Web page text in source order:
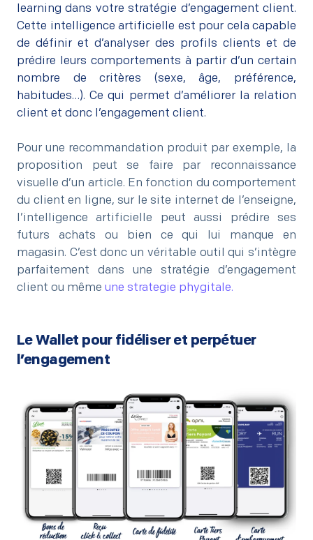
learning dans votre stratégie d’engagement client.
Cette intelligence artificielle est pour cela capable
de définir et d’analyser des profils clients et de
prédire leurs comportements à partir d’un certain
nombre de critères (sexe, âge, préférence,
habitudes…). Ce qui permet d’améliorer la relation
client et donc l’engagement client.
Pour une recommandation produit par exemple, la
proposition peut se faire par reconnaissance
visuelle d’un article. En fonction du comportement
du client en ligne, sur le site internet de l’enseigne,
l’intelligence artificielle peut aussi prédire ses
futurs achats ou bien ce qui lui manque en
magasin. C’est donc un véritable outil qui s’intègre
parfaitement dans une stratégie d’engagement
client ou même une strategie phygitale.
Le Wallet pour fidéliser et perpétuer
l’engagement